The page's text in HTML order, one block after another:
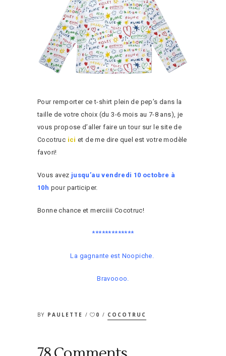
Pour remporter ce t-shirt plein de pep’s dans la
taille de votre choix (du 3-6 mois au 7-8 ans), je
vous propose d’aller faire un tour sur le site de
Cocotruc ici et de me dire quel est votre modèle
favori!
Vous avez jusqu’au vendredi 10 octobre à
10h pour participer.
Bonne chance et merciiii Cocotruc!
*************
La gagnante est Noopiche.
Bravoooo.
BY PAULETTE 0 COCOTRUC